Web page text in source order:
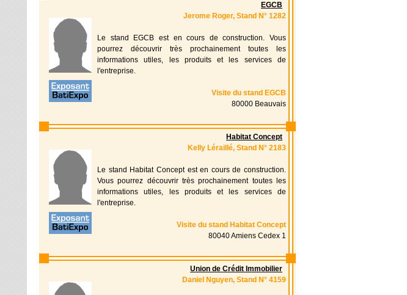
EGCB
Jerome Roger, Stand N° 1282
Le stand EGCB est en cours de construction. Vous
pourrez découvrir très prochainement toutes les
informations utiles, les produits et les services de
l'entreprise.
Visite du stand EGCB
80000 Beauvais
Habitat Concept
Kelly Léraillé, Stand N° 2183
Le stand Habitat Concept est en cours de construction.
Vous pourrez découvrir très prochainement toutes les
informations utiles, les produits et les services de
l'entreprise.
Visite du stand Habitat Concept
80040 Amiens Cedex 1
Union de Crédit Immobilier
Daniel Nguyen, Stand N° 4159